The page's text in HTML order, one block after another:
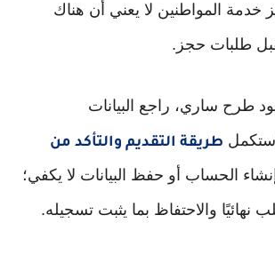
خدمة المواطنين لا يعني أن هناك
طلبات حجز.
طرح ساري، راجع البيانات
طريقة التقديم والتأكد من
الحساب أو حفظ البيانات لا يكفي؛
والاحتفاظ بما يثبت تسجيله.